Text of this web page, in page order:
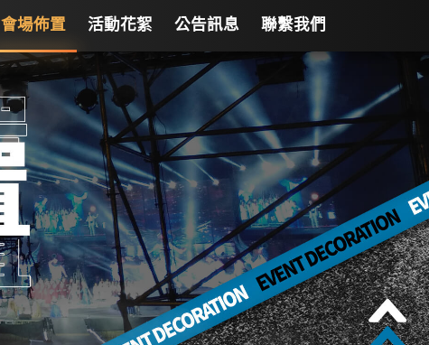
會場佈置 活動花絮 公告訊息 聯繫我們